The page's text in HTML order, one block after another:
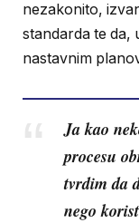
nezakonito,
standarda te da,
nastavnim
Ja kao
procesu
tvrdim da
nego